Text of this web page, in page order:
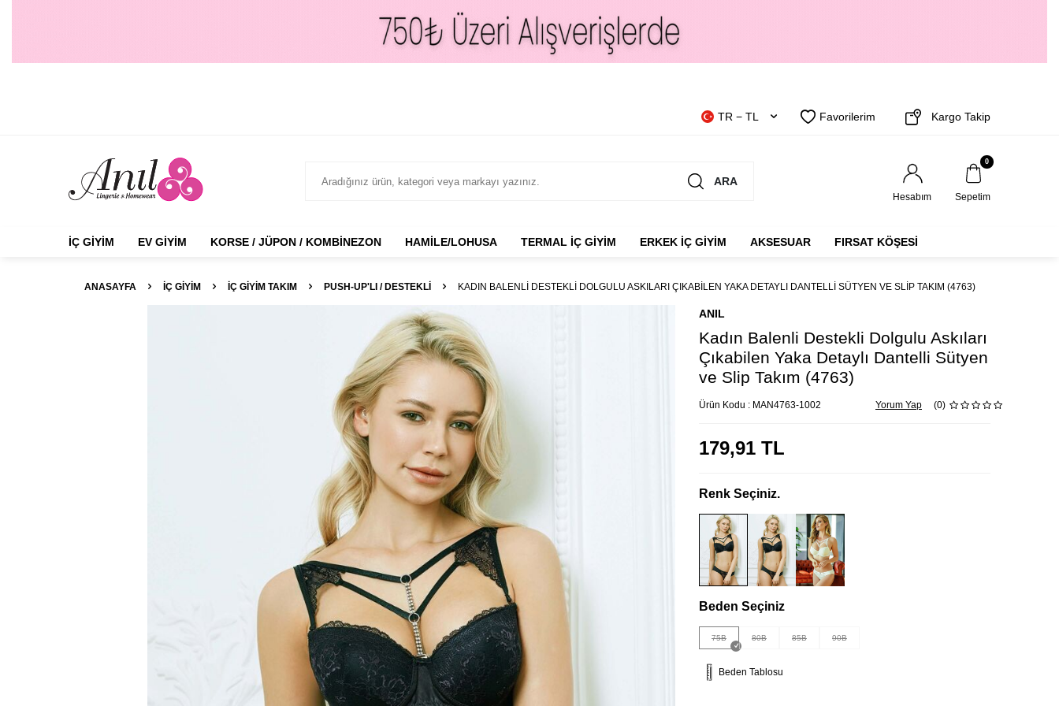
TR − TL Favorilerim Kargo Takip
ARA
Hesabım
0
Sepetim
İÇ GIYIM EV GIYIM KORSE / JÜPON / KOMBINEZON HAMILE/LOHUSA TERMAL İÇ GIYIM ERKEK İÇ GIYIM AKSESUAR FIRSAT KÖŞESİ
ANASAYFA İÇ GIYIM İÇ GIYIM TAKIM PUSH-UP'LI / DESTEKLI KADIN BALENLI DESTEKLI DOLGULU ASKILARI ÇIKABILEN YAKA DETAYLI DANTELLI SÜTYEN VE SLIP TAKIM (4763)
ANIL
Kadın Balenli Destekli Dolgulu Askıları
Çıkabilen Yaka Detaylı Dantelli Sütyen
ve Slip Takım (4763)
Ürün Kodu : MAN4763-1002 Yorum Yap (0)
179,91 TL
Renk Seçiniz.
Beden Seçiniz
75B 80B 85B 90B
Beden Tablosu